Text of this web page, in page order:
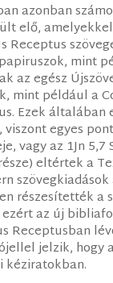
azonban
elő,
Receptus
mint
az egész
mint például a
Ezek általában
egyes
vagy az 1Jn
eltértek a
részesítették a
az új
Receptusban
jelzik, hogy
kéziratokban.